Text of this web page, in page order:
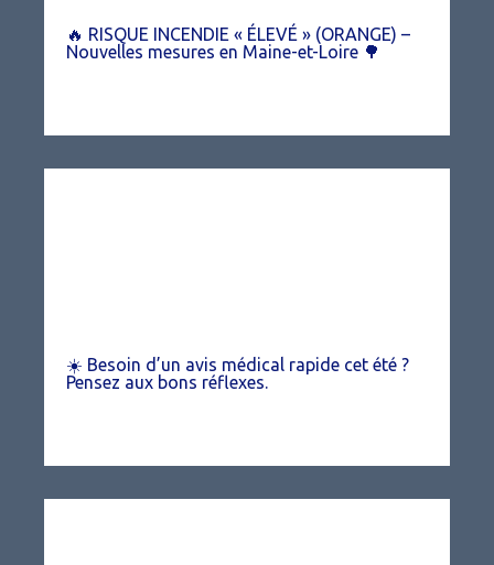
🔥 RISQUE INCENDIE « ÉLEVÉ » (ORANGE) –
Nouvelles mesures en Maine-et-Loire 🌳
☀️ Besoin d’un avis médical rapide cet été ?
Pensez aux bons réflexes.